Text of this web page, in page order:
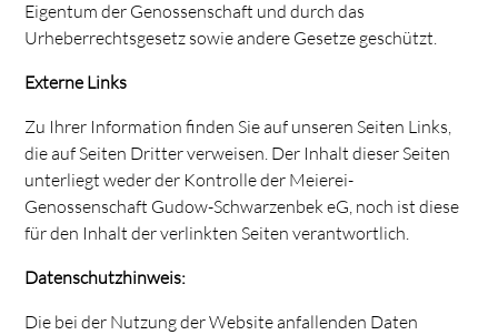
Eigentum der Genossenschaft und durch das
Urheberrechtsgesetz sowie andere Gesetze geschützt.
Externe Links
Zu Ihrer Information finden Sie auf unseren Seiten Links,
die auf Seiten Dritter verweisen. Der Inhalt dieser Seiten
unterliegt weder der Kontrolle der Meierei-
Genossenschaft Gudow-Schwarzenbek eG, noch ist diese
für den Inhalt der verlinkten Seiten verantwortlich.
Datenschutzhinweis:
Die bei der Nutzung der Website anfallenden Daten